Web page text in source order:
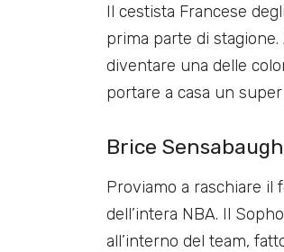
Il cestista Francese
prima parte di
diventare una delle
portare a casa un
Brice
Proviamo a raschiare il
dell’intera NBA. Il
all’interno del team,